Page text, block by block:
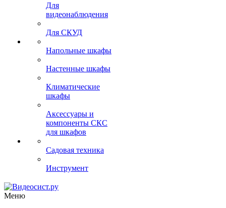
Для
видеонаблюдения
Для СКУД
Напольные шкафы
Настенные шкафы
Климатические
шкафы
Аксессуары и
компоненты СКС
для шкафов
Садовая техника
Инструмент
Меню